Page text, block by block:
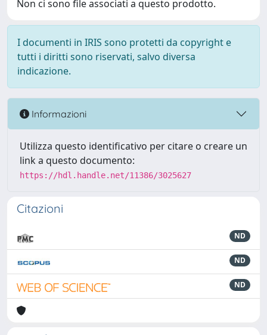
Non ci sono file associati a questo prodotto.
I documenti in IRIS sono protetti da copyright e
tutti i diritti sono riservati, salvo diversa
indicazione.
Informazioni
Utilizza questo identificativo per citare o creare un
link a questo documento:
https://hdl.handle.net/11386/3025627
Citazioni
ND
ND
ND